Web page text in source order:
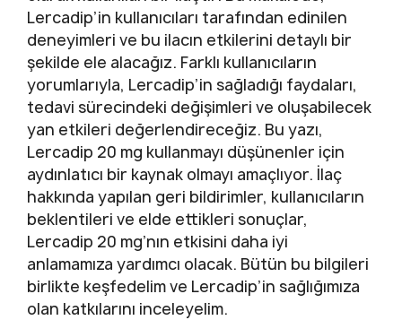
Lercadip’in kullanıcıları tarafından edinilen
deneyimleri ve bu ilacın etkilerini detaylı bir
şekilde ele alacağız. Farklı kullanıcıların
yorumlarıyla, Lercadip’in sağladığı faydaları,
tedavi sürecindeki değişimleri ve oluşabilecek
yan etkileri değerlendireceğiz. Bu yazı,
Lercadip 20 mg kullanmayı düşünenler için
aydınlatıcı bir kaynak olmayı amaçlıyor. İlaç
hakkında yapılan geri bildirimler, kullanıcıların
beklentileri ve elde ettikleri sonuçlar,
Lercadip 20 mg’nın etkisini daha iyi
anlamamıza yardımcı olacak. Bütün bu bilgileri
birlikte keşfedelim ve Lercadip’in sağlığımıza
olan katkılarını inceleyelim.